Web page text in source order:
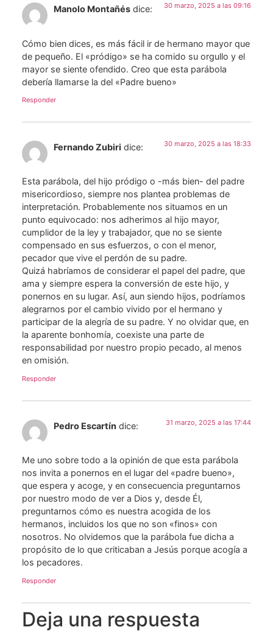
Manolo Montañés dice: 30 marzo, 2025 a las 09:16
Cómo bien dices, es más fácil ir de hermano mayor que
de pequeño. El «pródigo» se ha comido su orgullo y el
mayor se siente ofendido. Creo que esta parábola
debería llamarse la del «Padre bueno»
Responder
Fernando Zubiri dice: 30 marzo, 2025 a las 18:33
Esta parábola, del hijo pródigo o -más bien- del padre
misericordioso, siempre nos plantea problemas de
interpretación. Probablemente nos situamos en un
punto equivocado: nos adherimos al hijo mayor,
cumplidor de la ley y trabajador, que no se siente
compensado en sus esfuerzos, o con el menor,
pecador que vive el perdón de su padre.
Quizá habríamos de considerar el papel del padre, que
ama y siempre espera la conversión de este hijo, y
ponernos en su lugar. Así, aun siendo hijos, podríamos
alegrarnos por el cambio vivido por el hermano y
participar de la alegría de su padre. Y no olvidar que, en
la aparente bonhomía, coexiste una parte de
responsabilidad por nuestro propio pecado, al menos
en omisión.
Responder
Pedro Escartín dice: 31 marzo, 2025 a las 17:44
Me uno sobre todo a la opinión de que esta parábola
nos invita a ponernos en el lugar del «padre bueno»,
que espera y acoge, y en consecuencia preguntarnos
por nuestro modo de ver a Dios y, desde Él,
preguntarnos cómo es nuestra acogida de los
hermanos, incluidos los que no son «finos» con
nosotros. No olvidemos que la parábola fue dicha a
propósito de lo que criticaban a Jesús porque acogía a
los pecadores.
Responder
Deja una respuesta